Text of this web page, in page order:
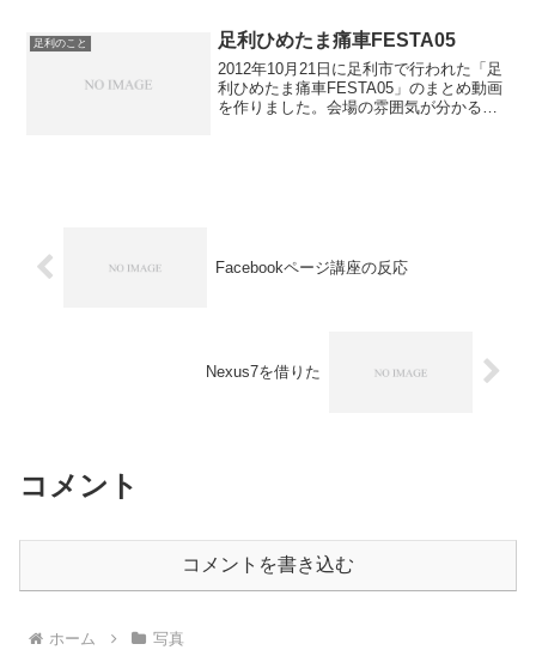
書目録」「とある科学の...
足利のこと 足利ひめたま痛車FESTA05
2012年10月21日に足利市で行われた「足
利ひめたま痛車FESTA05」のまとめ動画
を作りました。会場の雰囲気が分かると
Facebookページ講座の反応
Nexus7を借りた
コメント
コメントを書き込む
ホーム 写真